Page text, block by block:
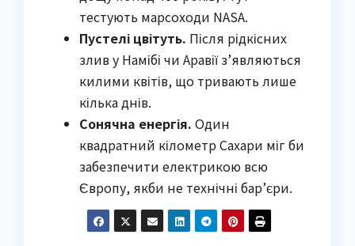
тестують марсоходи NASA.
Пустелі цвітуть. Після рідкісних
злив у Намібі чи Аравії з’являються
килими квітів, що тривають лише
кілька днів.
Сонячна енергія. Один
квадратний кілометр Сахари міг би
забезпечити електрикою всю
Європу, якби не технічні бар’єри.